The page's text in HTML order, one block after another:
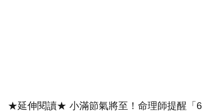
★延伸閱讀★ 小滿節氣將至！命理師提醒「6